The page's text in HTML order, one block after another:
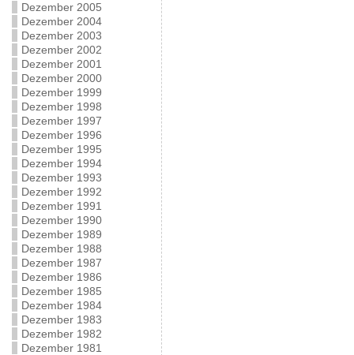
Dezember 2005
Dezember 2004
Dezember 2003
Dezember 2002
Dezember 2001
Dezember 2000
Dezember 1999
Dezember 1998
Dezember 1997
Dezember 1996
Dezember 1995
Dezember 1994
Dezember 1993
Dezember 1992
Dezember 1991
Dezember 1990
Dezember 1989
Dezember 1988
Dezember 1987
Dezember 1986
Dezember 1985
Dezember 1984
Dezember 1983
Dezember 1982
Dezember 1981